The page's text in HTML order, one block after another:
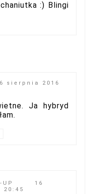
:) Blingi
sierpnia 2016
Ja hybryd
UP
16
20:45